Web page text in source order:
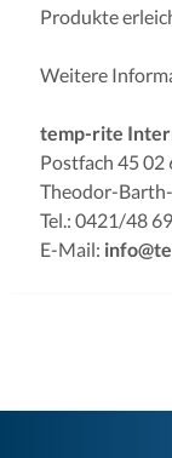
Produkte
Weitere
temp-rite
Postfach 45 02
Theodor-
Tel.: 0421/48
E-Mail: